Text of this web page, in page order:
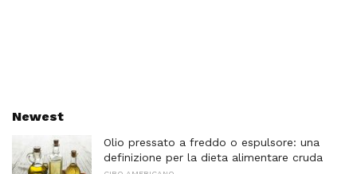
Newest
Olio pressato a freddo o espulsore: una
definizione per la dieta alimentare cruda